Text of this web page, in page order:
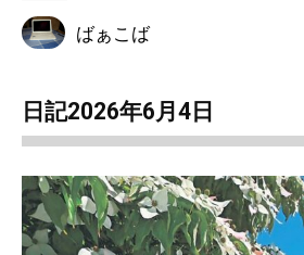
ばぁこば
日記2026年6月4日